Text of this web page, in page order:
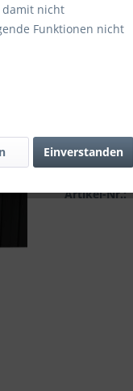
Sofort
Artikel-Nr.:
damit nicht
Funktionen nicht
Einverstanden